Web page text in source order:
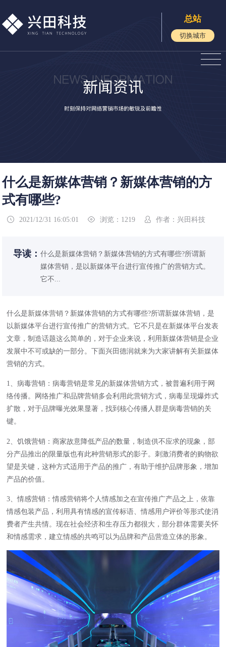
总站
切换城市
什么是新媒体营销？新媒体营销的方
式有哪些?
 2021/12/31 16:05:01  浏览：1219  作者：兴田科技
导读：什么是新媒体营销？新媒体营销的方式有哪些?所谓新
媒体营销，是以新媒体平台进行宣传推广的营销方式。
它不...
什么是新媒体营销 ？新媒体营销的方式有哪些?所谓新媒体营销，是
以新媒体平台进行宣传推广的营销方式。它不只是在新媒体平台发表
文章，制造话题这么简单的，对于企业来说，利用新媒体营销是企业
发展中不可或缺的一部分。下面兴田德润就来为大家讲解有关新媒体
营销的方式。
1、病毒营销：病毒营销是常见的新媒体营销方式，被普遍利用于网
络传播。网络推广和品牌营销多会利用此营销方式，病毒呈现爆炸式
扩散，对于品牌曝光效果显著，找到核心传播人群是病毒营销的关
键。
2、饥饿营销：商家故意降低产品的数量，制造供不应求的现象，部
分产品推出的限量版也有此种营销形式的影子。刺激消费者的购物欲
望是关键，这种方式适用于产品的推广，有助于维护品牌形象，增加
产品的价值。
3、情感营销：情感营销将个人情感加之在宣传推广产品之上，依靠
情感包装产品，利用具有情感的宣传标语、情感用户评价等形式使消
费者产生共情。现在社会经济和生存压力都很大，部分群体需要关怀
和情感需求，建立情感的共鸣可以为品牌和产品营造立体的形象。